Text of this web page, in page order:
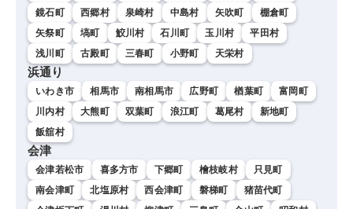
鏡石町 西郷村 泉崎村 中島村 矢吹町
棚倉町
矢祭町
塙町 鮫川村 石川町 玉川村
平田村
浅川町
古殿町 三春町 小野町 天栄村
浜通り
いわき市 相馬市 南相馬市 広野町 楢葉町
富岡町
川内村
大熊町 双葉町 浪江町 葛尾村
新地町
飯舘村
会津
会津若松市 喜多方市 下郷町 檜枝岐村
只見町
南会津町
北塩原村 西会津町 磐梯町
猪苗代町